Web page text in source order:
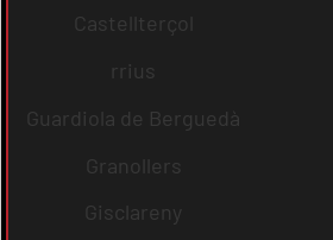
Castellterçol
rrius
Guardiola de Berguedà
Granollers
Gisclareny